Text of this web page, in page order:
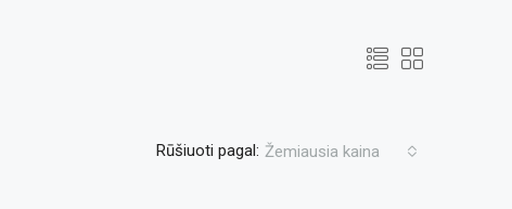
Rūšiuoti pagal: Žemiausia kaina